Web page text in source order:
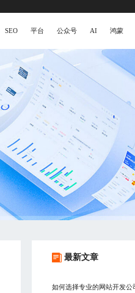
SEO 平台 公众号 AI 鸿蒙
最新文章
如何选择专业的网站开发公